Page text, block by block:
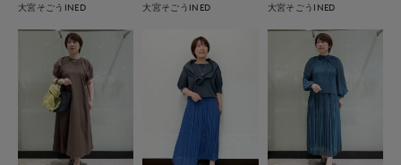
大宮そごうINED 大宮そごうINED 大宮そごうINED